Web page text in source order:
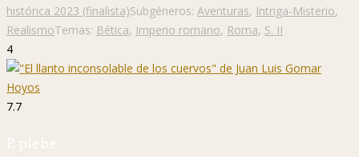
histórica 2023 (finalista)Subgéneros: Aventuras, Intriga-Misterio,
RealismoTemas: Bética, Imperio romano, Roma, S. II
4
7.7
P. plebe